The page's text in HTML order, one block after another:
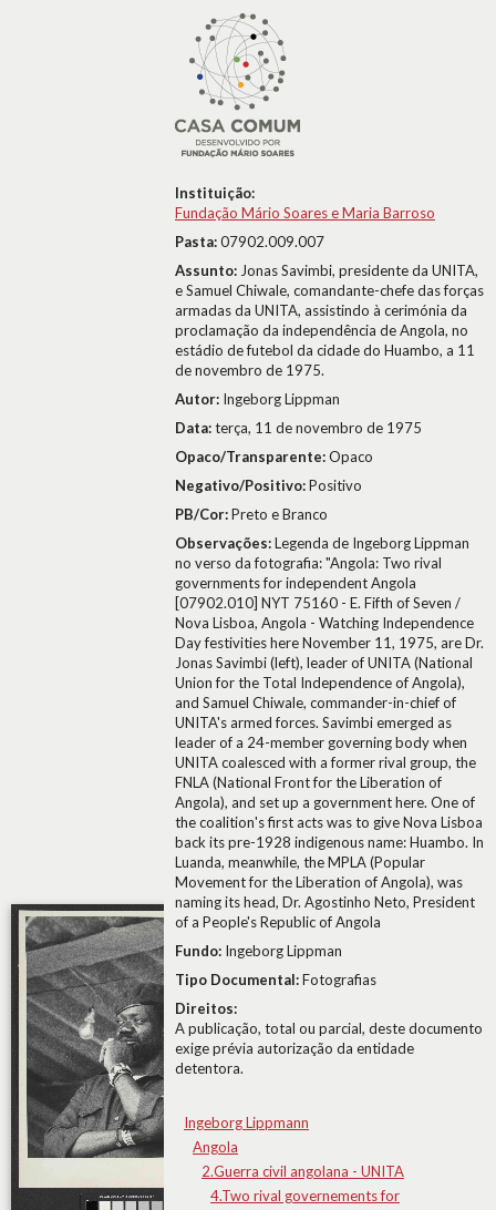
Instituição:
Fundação Mário Soares e Maria Barroso
Pasta:07902.009.007
Assunto: Jonas Savimbi, presidente da UNITA,
e Samuel Chiwale, comandante-chefe das forças
armadas da UNITA, assistindo à cerimónia da
proclamação da independência de Angola, no
estádio de futebol da cidade do Huambo, a 11
de novembro de 1975.
Autor: Ingeborg Lippman
Data:terça, 11 de novembro de 1975
Opaco/Transparente:Opaco
Negativo/Positivo:Positivo
PB/Cor:Preto e Branco
Observações:Legenda de Ingeborg Lippman
no verso da fotografia: "Angola: Two rival
governments for independent Angola
[07902.010] NYT 75160 - E. Fifth of Seven /
Nova Lisboa, Angola - Watching Independence
Day festivities here November 11, 1975, are Dr.
Jonas Savimbi (left), leader of UNITA (National
Union for the Total Independence of Angola),
and Samuel Chiwale, commander-in-chief of
UNITA's armed forces. Savimbi emerged as
leader of a 24-member governing body when
UNITA coalesced with a former rival group, the
FNLA (National Front for the Liberation of
Angola), and set up a government here. One of
the coalition's first acts was to give Nova Lisboa
back its pre-1928 indigenous name: Huambo. In
Luanda, meanwhile, the MPLA (Popular
Movement for the Liberation of Angola), was
naming its head, Dr. Agostinho Neto, President
of a People's Republic of Angola
Fundo: Ingeborg Lippman
Tipo Documental:Fotografias
Direitos:
A publicação, total ou parcial, deste documento
exige prévia autorização da entidade
detentora.
Ingeborg Lippmann
Angola
2.Guerra civil angolana - UNITA
4.Two rival governements for